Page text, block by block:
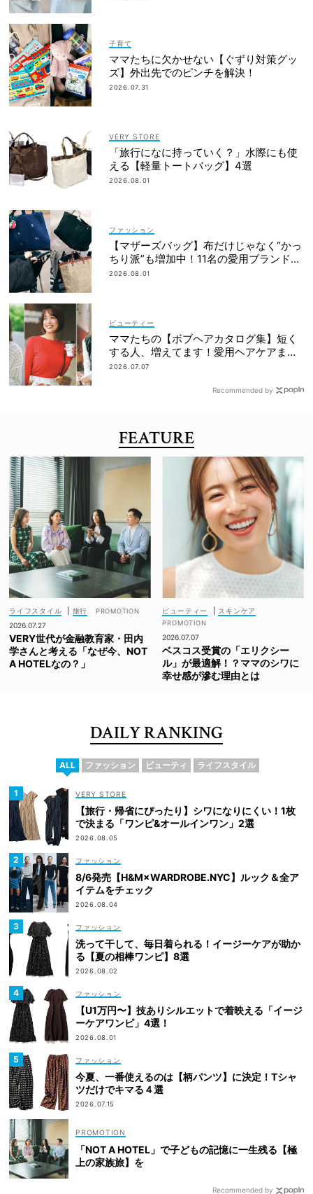
子育て
ママたちに欠かせない【ぐずり対策グッ
ズ】外出先でのピンチを解決！
2026.07.31
VERY STORE
「旅行になに持っていく？」水際にも使
える【軽量トートバッグ】4選
2026.08.01
ファッション
【マザーズバッグ】布だけじゃなく“かっ
ちり派”も増加中！11名の愛用ブランド
は？
2026.08.01
ビューティー
ママたちの【ボブヘアカタログ集】短く
する人、増えてます！愛用ヘアケアまで
全部見せ
2026.07.07
Recommended by
FEATURE
ライフスタイル
旅行
2026.07.27
VERY世代が金融教育家・田内
学さんと考える「なぜ今、NOT
A HOTELなの？」
ビューティー スキンケア
2026.07.07
ベスコス受賞の「エリクシー
ル」が最適解！？ママのシワに
幸せ感が滲む理由とは
DAILY RANKING
ALL ファッション ビューティ ライフスタイル
VERY STORE
【旅行・帰省にぴったり】シワになりにくい！1枚
で決まる「ワンピ&オールインワン」2選
2026.08.05
ファッション
8/6発売【H&M×WARDROBE.NYC】ルック＆全ア
イテムをチェック
2026.08.04
ファッション
洗って干して、毎日着られる！イージーケアが助か
る【夏の相棒ワンピ】8選
2026.08.02
ファッション
【U1万円〜】技ありシルエットで着映える「イージ
ーケアワンピ」4選！
2026.08.01
ファッション
今夏、一番使えるのは【柄パンツ】に決定！Tシャ
ツだけでキマる４選
2026.07.15
「NOT A HOTEL」で子どもの記憶に一生残る【極
上の家族旅】を
Recommended by